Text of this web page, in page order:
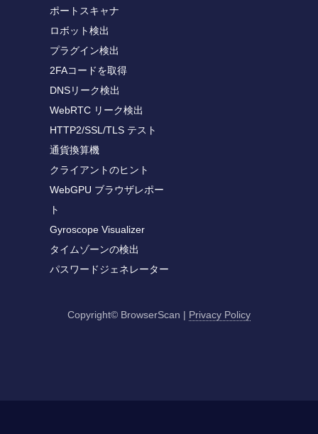
ポートスキャナ
ロボット検出
プラグイン検出
2FAコードを取得
DNSリーク検出
WebRTC リーク検出
HTTP2/SSL/TLS テスト
通貨換算機
クライアントのヒント
WebGPU ブラウザレポー
ト
Gyroscope Visualizer
タイムゾーンの検出
パスワードジェネレーター
Copyright© BrowserScan | Privacy Policy